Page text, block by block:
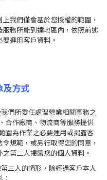
我們僅會基於您授權的範圍，
務所能到達地區內，依照前述
運用客戶資料。
及方式
們所委任處理營業相關事務之
合作廠商、物流商等服務提供
圍為作業之必要運用或揭露客
規範，或另行取得您的同意，
第三人揭露您的個人資料。
三人的情形，除經過客戶本人